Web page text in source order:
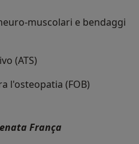
muscolari e bendaggi
(ATS)
l'osteopatia (FOB)
França